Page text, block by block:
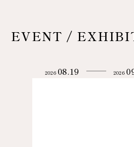
EVENT /
2026 08.19 2026